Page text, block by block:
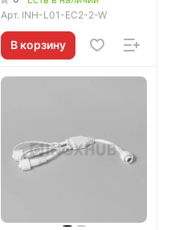
Арт. INH-L01-EC2-2-W
В корзину